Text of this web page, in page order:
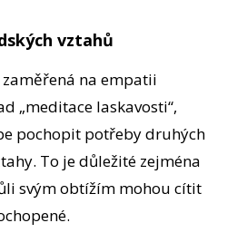
vztahů
na empatii
„meditace laskavosti“,
pochopit potřeby druhých
To je důležité zejména
svým obtížím mohou cítit